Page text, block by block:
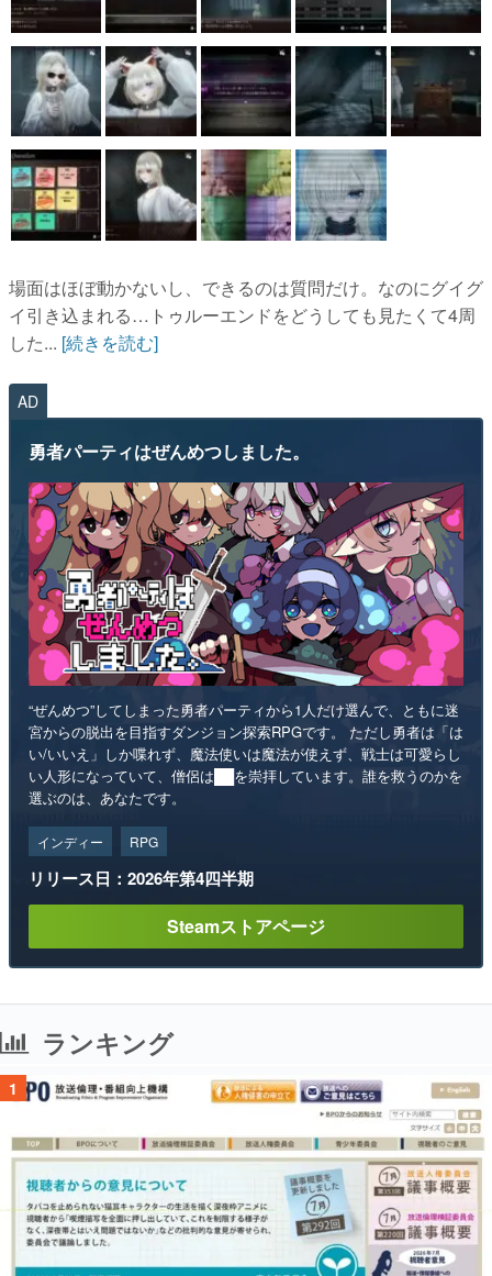
場面はほぼ動かないし、できるのは質問だけ。なのにグイグ
イ引き込まれる…トゥルーエンドをどうしても見たくて4周
した... [続きを読む]
AD
勇者パーティはぜんめつしました。
“ぜんめつ”してしまった勇者パーティから1人だけ選んで、ともに迷
宮からの脱出を目指すダンジョン探索RPGです。 ただし勇者は「は
い/いいえ」しか喋れず、魔法使いは魔法が使えず、戦士は可愛らし
い人形になっていて、僧侶は██を崇拝しています。誰を救うのかを
選ぶのは、あなたです。
インディー RPG
リリース日：2026年第4四半期
Steamストアページ
ランキング
1